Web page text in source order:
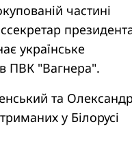
частині
українське
ПВК "Вагнера".
та Олександр
у Білорусі